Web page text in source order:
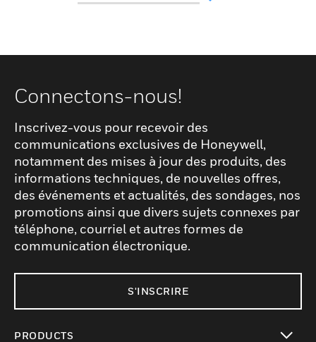
Connectons-nous!
Inscrivez-vous pour recevoir des
communications exclusives de Honeywell,
notamment des mises à jour des produits, des
informations techniques, de nouvelles offres,
des événements et actualités, des sondages, nos
promotions ainsi que divers sujets connexes par
téléphone, courriel et autres formes de
communication électronique.
S'INSCRIRE
PRODUCTS